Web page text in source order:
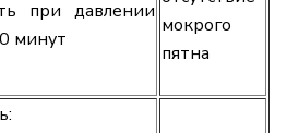
при давлении
минут
мокрого
пятна